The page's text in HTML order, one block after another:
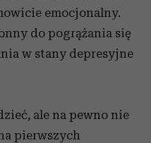
emocjonalny.
do pogrążania się
w stany depresyjne
ale na pewno nie
pierwszych